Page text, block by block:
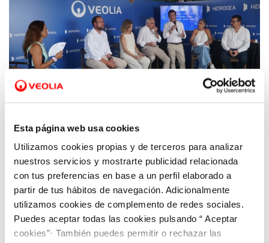
Esta página web usa cookies
Utilizamos cookies propias y de terceros para analizar
nuestros servicios y mostrarte publicidad relacionada
con tus preferencias en base a un perfil elaborado a
partir de tus hábitos de navegación. Adicionalmente
utilizamos cookies de complemento de redes sociales.
Puedes aceptar todas las cookies pulsando “ Aceptar
cookies”· También puedes permitir o rechazar las
26 AGO 2025
Hidrogea cierra su participación en The
Ocean Race con un intenso debate sobre la
sostenibilidad del agua en las ciudades